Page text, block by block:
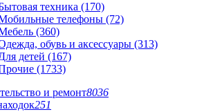
техника (170)
телефоны (72)
(360)
обувь и аксессуары (313)
детей (167)
(1733)
и ремонт8036
251